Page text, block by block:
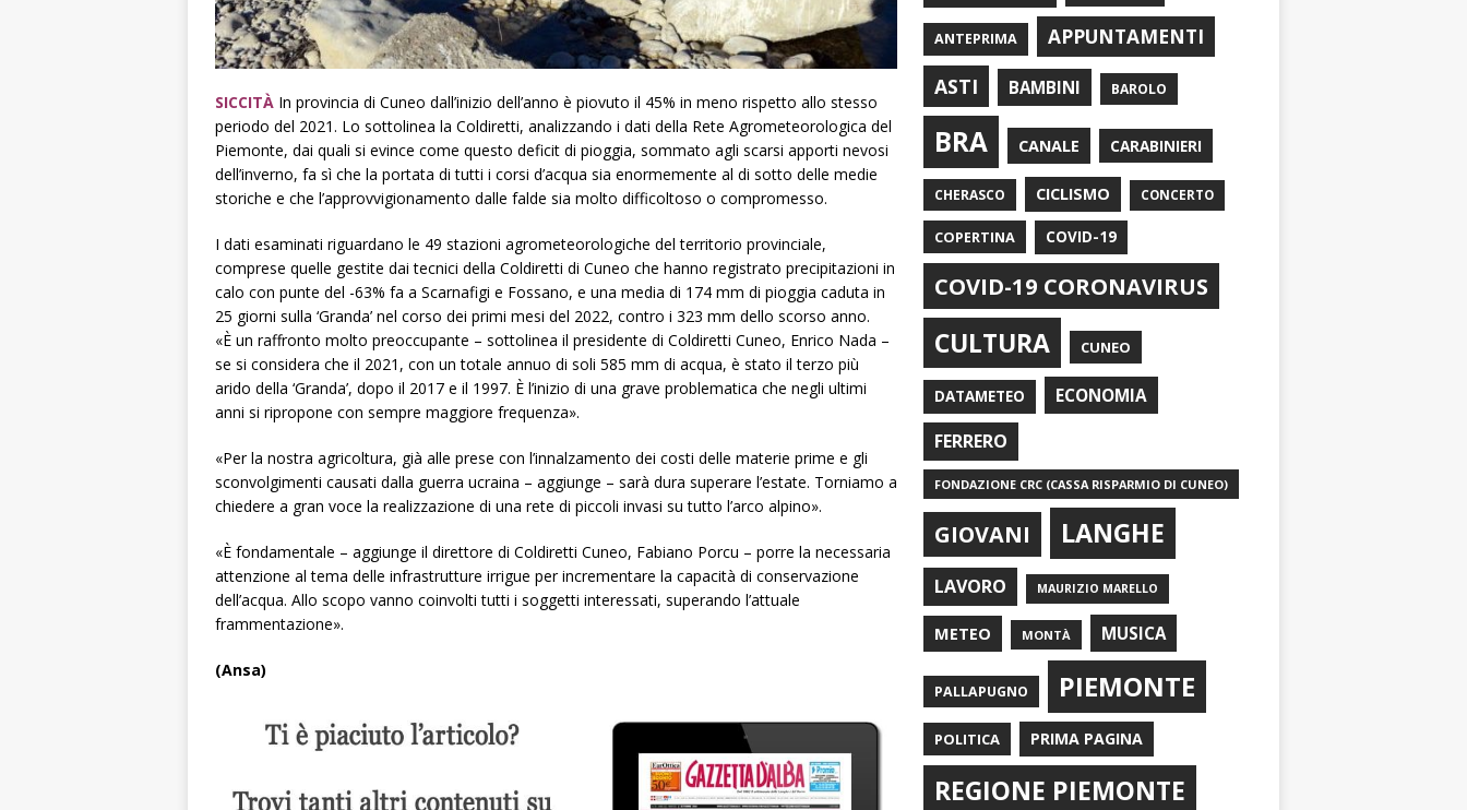
SICCITÀ In provincia di Cuneo dall’inizio dell’anno è piovuto il 45% in meno rispetto allo stesso
periodo del 2021. Lo sottolinea la Coldiretti, analizzando i dati della Rete Agrometeorologica del
Piemonte, dai quali si evince come questo deficit di pioggia, sommato agli scarsi apporti nevosi
dell’inverno, fa sì che la portata di tutti i corsi d’acqua sia enormemente al di sotto delle medie
storiche e che l’approvvigionamento dalle falde sia molto difficoltoso o compromesso.
I dati esaminati riguardano le 49 stazioni agrometeorologiche del territorio provinciale,
comprese quelle gestite dai tecnici della Coldiretti di Cuneo che hanno registrato precipitazioni in
calo con punte del -63% fa a Scarnafigi e Fossano, e una media di 174 mm di pioggia caduta in
25 giorni sulla ‘Granda’ nel corso dei primi mesi del 2022, contro i 323 mm dello scorso anno.
«È un raffronto molto preoccupante – sottolinea il presidente di Coldiretti Cuneo, Enrico Nada –
se si considera che il 2021, con un totale annuo di soli 585 mm di acqua, è stato il terzo più
arido della ‘Granda’, dopo il 2017 e il 1997. È l’inizio di una grave problematica che negli ultimi
anni si ripropone con sempre maggiore frequenza».
«Per la nostra agricoltura, già alle prese con l’innalzamento dei costi delle materie prime e gli
sconvolgimenti causati dalla guerra ucraina – aggiunge – sarà dura superare l’estate. Torniamo a
chiedere a gran voce la realizzazione di una rete di piccoli invasi su tutto l’arco alpino».
«È fondamentale – aggiunge il direttore di Coldiretti Cuneo, Fabiano Porcu – porre la necessaria
attenzione al tema delle infrastrutture irrigue per incrementare la capacità di conservazione
dell’acqua. Allo scopo vanno coinvolti tutti i soggetti interessati, superando l’attuale
frammentazione».
(Ansa)
ANTEPRIMA
APPUNTAMENTI
ASTI
BAMBINI BAROLO
BRA CANALE CARABINIERI
CHERASCO CICLISMO CONCERTO
COPERTINA COVID-19
COVID-19 CORONAVIRUS
CULTURA CUNEO
DATAMETEO ECONOMIA
FERRERO
FONDAZIONE CRC (CASSA RISPARMIO DI CUNEO)
GIOVANI LANGHE
LAVORO MAURIZIO MARELLO
METEO MONTÀ MUSICA
PALLAPUGNO PIEMONTE
POLITICA PRIMA PAGINA
REGIONE PIEMONTE